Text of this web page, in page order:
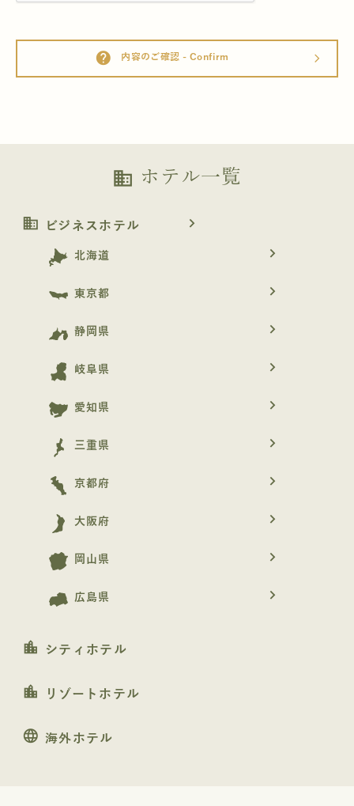
help 内容のご確認 - Confirm arrow_forward_ios
business ホテル一覧
business ビジネスホテル navigate_next
北海道 navigate_next
東京都 navigate_next
静岡県 navigate_next
岐阜県 navigate_next
愛知県 navigate_next
三重県 navigate_next
京都府 navigate_next
大阪府 navigate_next
岡山県 navigate_next
広島県 navigate_next
location_city シティホテル
location_city リゾートホテル
language 海外ホテル